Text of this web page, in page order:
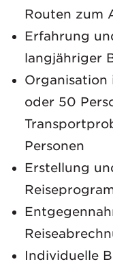
Routen zum
Erfahrung
langjähriger
oder 50
Personen
Erstellung
Individuelle